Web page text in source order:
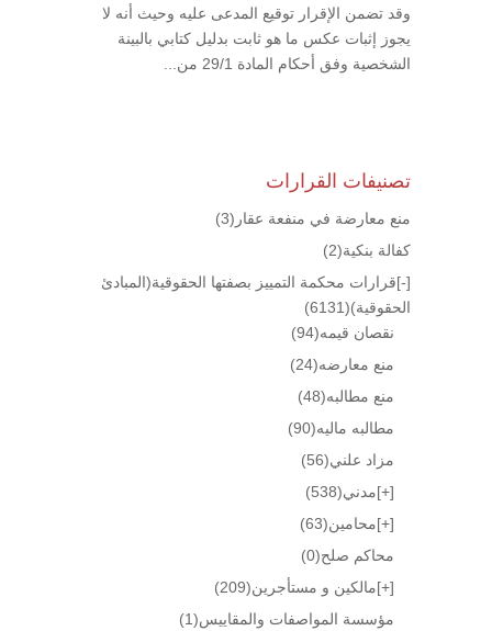
وقد تضمن الإقرار توقيع المدعى عليه وحيث أنه لا
يجوز إثبات عكس ما هو ثابت بدليل كتابي بالبينة
الشخصية وفق أحكام المادة 29/1 من...
تصنيفات القرارات
منع معارضة في منفعة عقار (3)
كفالة بنكية(2)
[-]قرارات محكمة التمييز بصفتها الحقوقية(المبادئ
الحقوقية)(6131)
نقصان قيمه(94)
منع معارضه(24)
منع مطالبه(48)
مطالبه ماليه(90)
مزاد علني(56)
[+]مدني(538)
[+]محامين(63)
محاكم صلح(0)
[+]مالكين و مستأجرين(209)
مؤسسة المواصفات والمقاييس(1)